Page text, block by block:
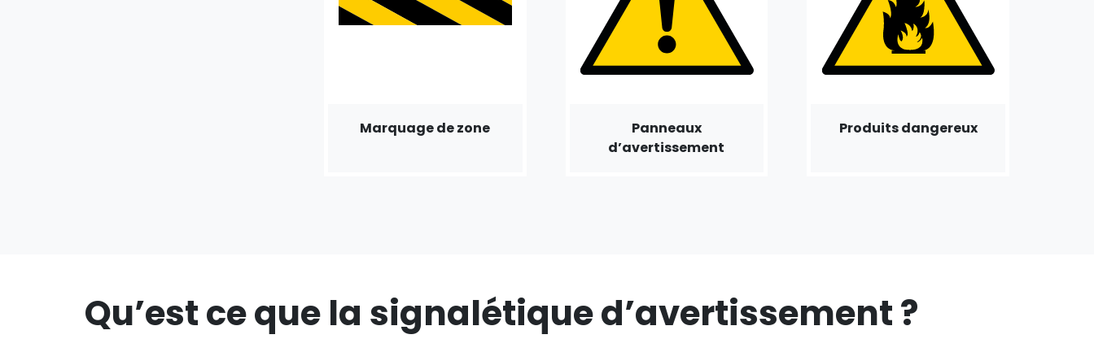
Marquage de zone
Panneaux
d’avertissement
Produits dangereux
Qu’est ce que la signalétique d’avertissement ?